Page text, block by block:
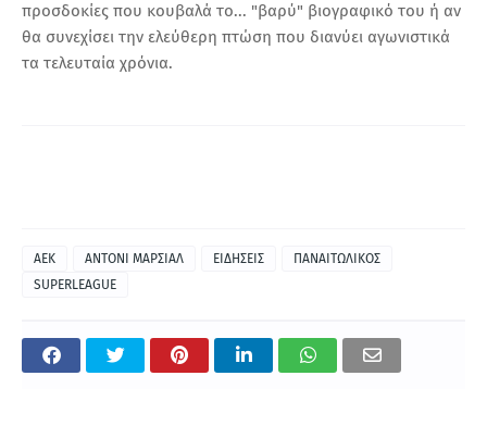
προσδοκίες που κουβαλά το... "βαρύ" βιογραφικό του ή αν
θα συνεχίσει την ελεύθερη πτώση που διανύει αγωνιστικά
τα τελευταία χρόνια.
ΑΕΚ ΑΝΤΟΝΙ ΜΑΡΣΙΑΛ ΕΙΔΗΣΕΙΣ
ΠΑΝΑΙΤΩΛΙΚΟΣ
SUPERLEAGUE